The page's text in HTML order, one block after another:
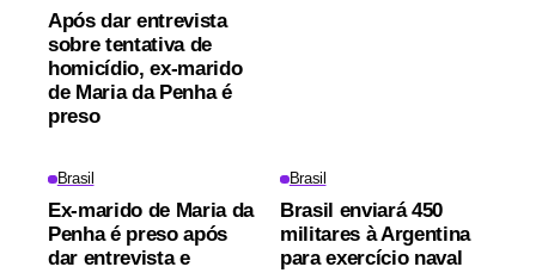
Após dar entrevista
sobre tentativa de
homicídio, ex-marido
de Maria da Penha é
preso
Brasil
Ex-marido de Maria da
Penha é preso após
dar entrevista e
Brasil
Brasil enviará 450
militares à Argentina
para exercício naval